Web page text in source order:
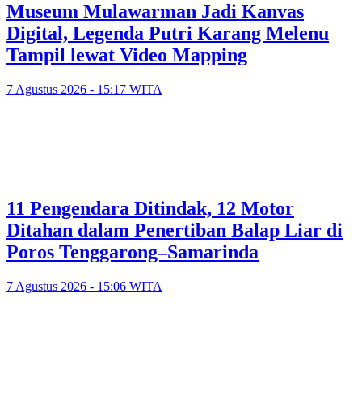
Museum Mulawarman Jadi Kanvas
Digital, Legenda Putri Karang Melenu
Tampil lewat Video Mapping
7 Agustus 2026 - 15:17 WITA
11 Pengendara Ditindak, 12 Motor
Ditahan dalam Penertiban Balap Liar di
Poros Tenggarong–Samarinda
7 Agustus 2026 - 15:06 WITA